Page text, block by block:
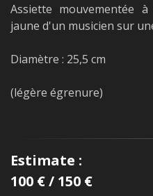
Assiette mouvementée
jaune d'un musicien sur
Diamètre : 25,5 cm
(légère égrenure)
Estimate :
100 € / 150 €